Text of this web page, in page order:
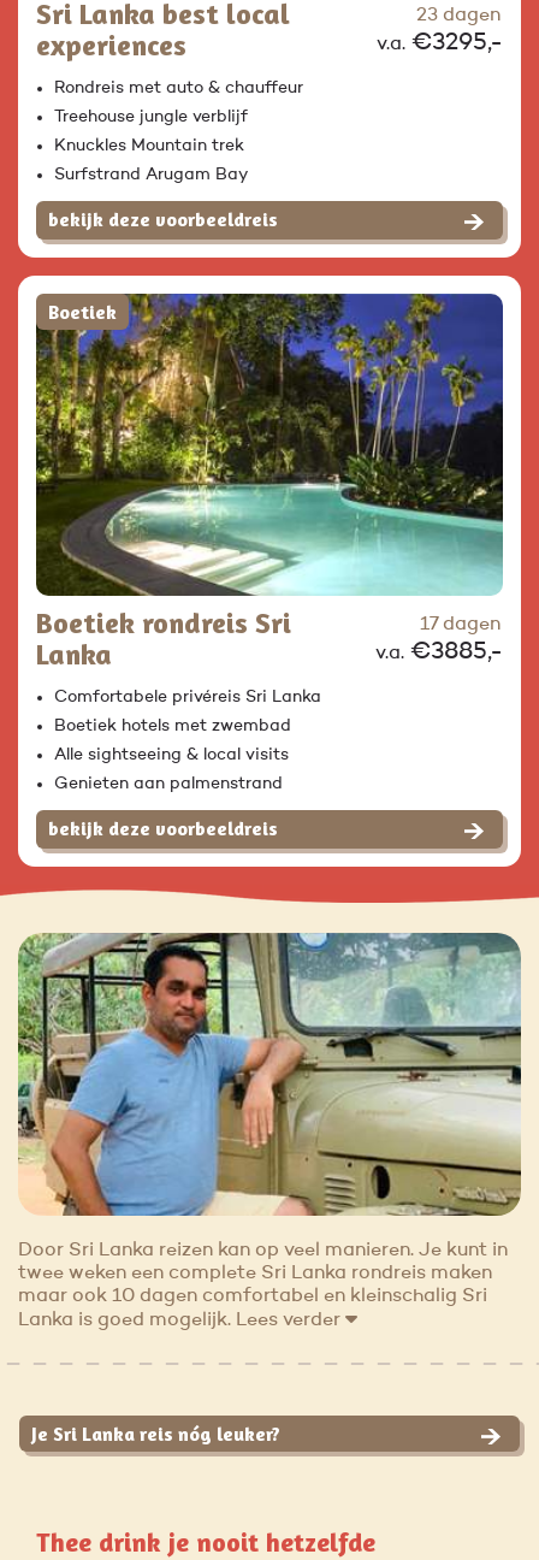
Door Sri Lanka reizen kan op veel manieren. Je kunt in
twee weken een complete Sri Lanka rondreis maken
maar ook 10 dagen comfortabel en kleinschalig Sri
Lanka is goed mogelijk. Lees verder
Sri Lanka best local
experiences
23 dagen
v.a. €3295,-
Rondreis met auto & chauffeur
Treehouse jungle verblijf
Knuckles Mountain trek
Surfstrand Arugam Bay
bekijk deze voorbeeldreis
Boetiek
Boetiek rondreis Sri
Lanka
17 dagen
v.a. €3885,-
Comfortabele privéreis Sri Lanka
Boetiek hotels met zwembad
Alle sightseeing & local visits
Genieten aan palmenstrand
bekijk deze voorbeeldreis
Je Sri Lanka reis nóg leuker?
Thee drink je nooit hetzelfde